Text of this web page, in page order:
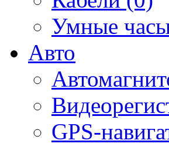
Умные
Авто
GPS-